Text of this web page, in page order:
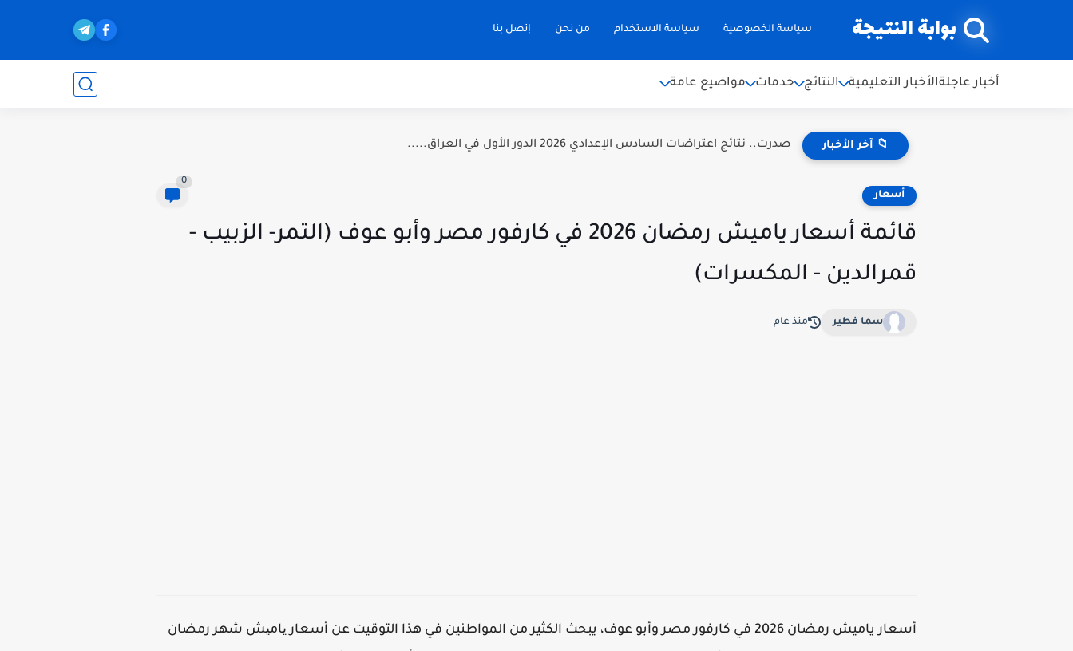
بوابة النتيجة سياسة الخصوصية سياسة الاستخدام من نحن إتصل بنا
أخبار عاجلةالأخبار التعليمية النتائج خدمات مواضيع عامة
📁 آخر الأخبار صدرت.. نتائج اعتراضات السادس الإعدادي 2026 الدور الأول في العراق.....
أسعار
0
قائمة أسعار ياميش رمضان 2026 في كارفور مصر وأبو عوف (التمر- الزبيب -
قمرالدين - المكسرات)
سما فطير منذ عام
أسعار ياميش رمضان 2026 في كارفور مصر وأبو عوف، يبحث الكثير من المواطنين في هذا التوقيت عن أسعار یامیش شهر رمضان